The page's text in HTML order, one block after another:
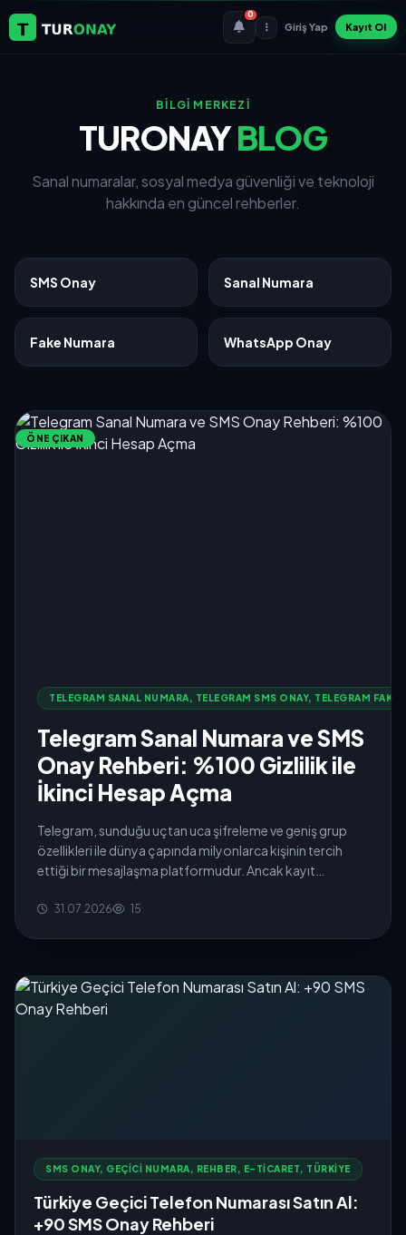
0
Giriş Yap Kayıt Ol
BİLGİ MERKEZİ
TURONAYBLOG
Sanal numaralar, sosyal medya güvenliği ve teknoloji
hakkında en güncel rehberler.
SMS Onay Sanal Numara
Fake Numara WhatsApp Onay
ÖNE ÇIKAN
TELEGRAM SANAL NUMARA, TELEGRAM SMS ONAY, TELEGRAM
Telegram Sanal Numara ve SMS
Onay Rehberi: %100 Gizlilik ile
İkinci Hesap Açma
Telegram, sunduğu uçtan uca şifreleme ve geniş grup
özellikleri ile dünya çapında milyonlarca kişinin tercih
ettiği bir mesajlaşma platformudur. Ancak kayıt
31.07.2026 15
SMS ONAY, GEÇICI NUMARA, REHBER, E-TICARET, TÜRKIYE
Türkiye Geçici Telefon Numarası Satın Al:
+90 SMS Onay Rehberi